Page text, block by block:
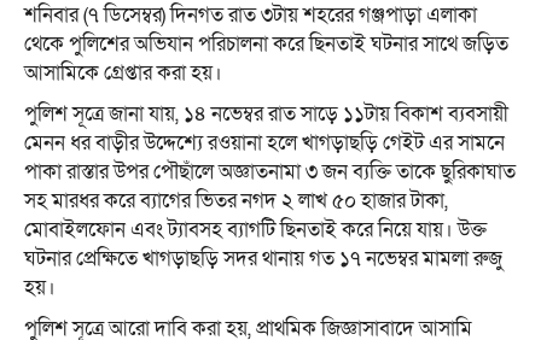
শনিবার (৭ ডিসেম্বর) দিনগত রাত ৩টায় শহরের গঞ্জপাড়া এলাকা
থেকে পুলিশের অভিযান পরিচালনা করে ছিনতাই ঘটনার সাথে জড়িত
আসামিকে গ্রেপ্তার করা হয়।
পুলিশ সূত্রে জানা যায়, ১৪ নভেম্বর রাত সাড়ে ১১টায় বিকাশ ব্যবসায়ী
মেনন ধর বাড়ীর উদ্দেশ্যে রওয়ানা হলে খাগড়াছড়ি গেইট এর সামনে
পাকা রাস্তার উপর পৌছাঁলে অজ্ঞাতনামা ৩ জন ব্যক্তি তাকে ছুরিকাঘাত
সহ মারধর করে ব্যাগের ভিতর নগদ ২ লাখ ৫০ হাজার টাকা,
মোবাইলফোন এবং ট্যাবসহ ব্যাগটি ছিনতাই করে নিয়ে যায়। উক্ত
ঘটনার প্রেক্ষিতে খাগড়াছড়ি সদর থানায় গত ১৭ নভেম্বর মামলা রুজু
হয়।
পুলিশ সূত্রে আরো দাবি করা হয়, প্রাথমিক জিজ্ঞাসাবাদে আসামি